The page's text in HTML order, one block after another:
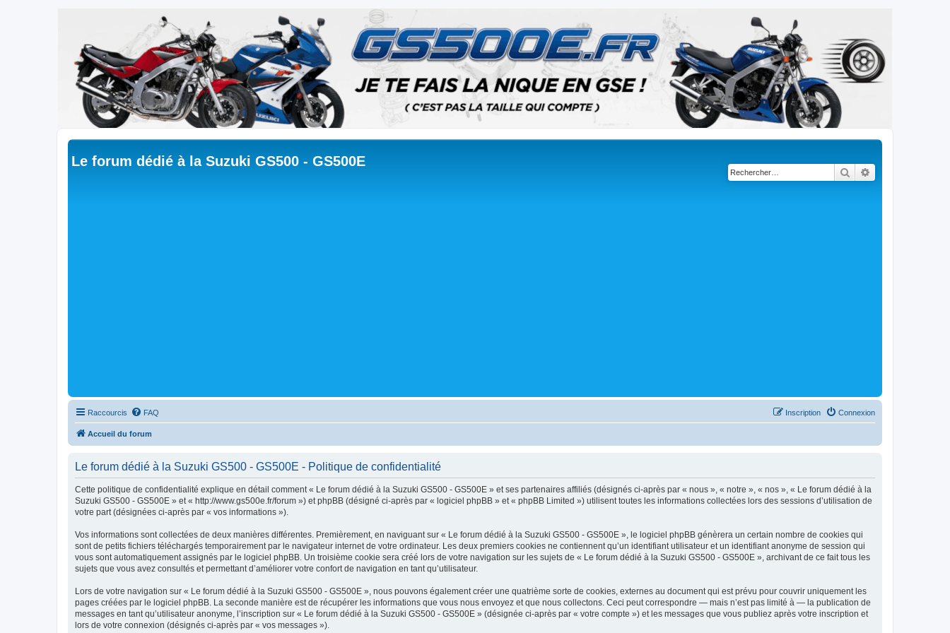
Le forum dédié à la Suzuki GS500 - GS500E
Rechercher
Raccourcis FAQ Connexion
Inscription
Accueil du forum
Le forum dédié à la Suzuki GS500 - GS500E - Politique de confidentialité
Cette politique de confidentialité explique en détail comment « Le forum dédié à la Suzuki GS500 - GS500E » et ses partenaires affiliés (désignés ci-après par « nous », « notre », « nos », « Le forum dédié à la
Suzuki GS500 - GS500E » et « http://www.gs500e.fr/forum ») et phpBB (désigné ci-après par « logiciel phpBB » et « phpBB Limited ») utilisent toutes les informations collectées lors des sessions d’utilisation de
votre part (désignées ci-après par « vos informations »).
Vos informations sont collectées de deux manières différentes. Premièrement, en naviguant sur « Le forum dédié à la Suzuki GS500 - GS500E », le logiciel phpBB génèrera un certain nombre de cookies qui
sont de petits fichiers téléchargés temporairement par le navigateur internet de votre ordinateur. Les deux premiers cookies ne contiennent qu’un identifiant utilisateur et un identifiant anonyme de session qui
vous sont automatiquement assignés par le logiciel phpBB. Un troisième cookie sera créé lors de votre navigation sur les sujets de « Le forum dédié à la Suzuki GS500 - GS500E », archivant de ce fait tous les
sujets que vous avez consultés et permettant d’améliorer votre confort de navigation en tant qu’utilisateur.
Lors de votre navigation sur « Le forum dédié à la Suzuki GS500 - GS500E », nous pouvons également créer une quatrième sorte de cookies, externes au document qui est prévu pour couvrir uniquement les
pages créées par le logiciel phpBB. La seconde manière est de récupérer les informations que vous nous envoyez et que nous collectons. Ceci peut correspondre — mais n’est pas limité à — la publication de
messages en tant qu’utilisateur anonyme, l’inscription sur « Le forum dédié à la Suzuki GS500 - GS500E » (désignée ci-après par « votre compte ») et les messages que vous publiez après votre inscription et
lors de votre connexion (désignés ci-après par « vos messages »).